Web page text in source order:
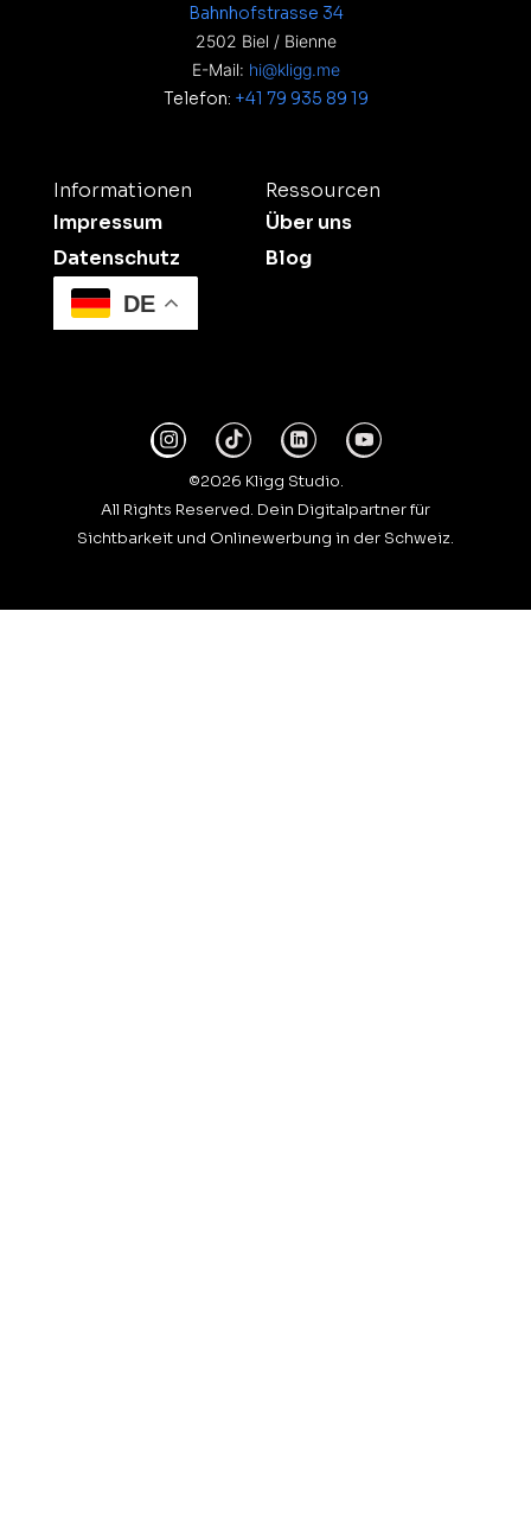
Bahnhofstrasse 34
2502 Biel / Bienne
E-Mail: hi@kligg.me
Telefon: +41 79 935 89 19
Informationen
Impressum
Datenschutz
Ressourcen
Über uns
Blog
DE
©2026 Kligg Studio.
All Rights Reserved. Dein Digitalpartner für
Sichtbarkeit und Onlinewerbung in der Schweiz.